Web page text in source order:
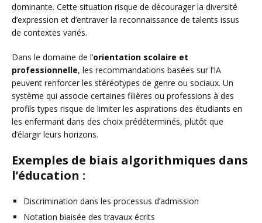
dominante. Cette situation risque de décourager la diversité
d’expression et d’entraver la reconnaissance de talents issus
de contextes variés.
Dans le domaine de l’orientation scolaire et
professionnelle, les recommandations basées sur l’IA
peuvent renforcer les stéréotypes de genre ou sociaux. Un
système qui associe certaines filières ou professions à des
profils types risque de limiter les aspirations des étudiants en
les enfermant dans des choix prédéterminés, plutôt que
d’élargir leurs horizons.
Exemples de biais algorithmiques dans
l’éducation :
Discrimination dans les processus d’admission
Notation biaisée des travaux écrits